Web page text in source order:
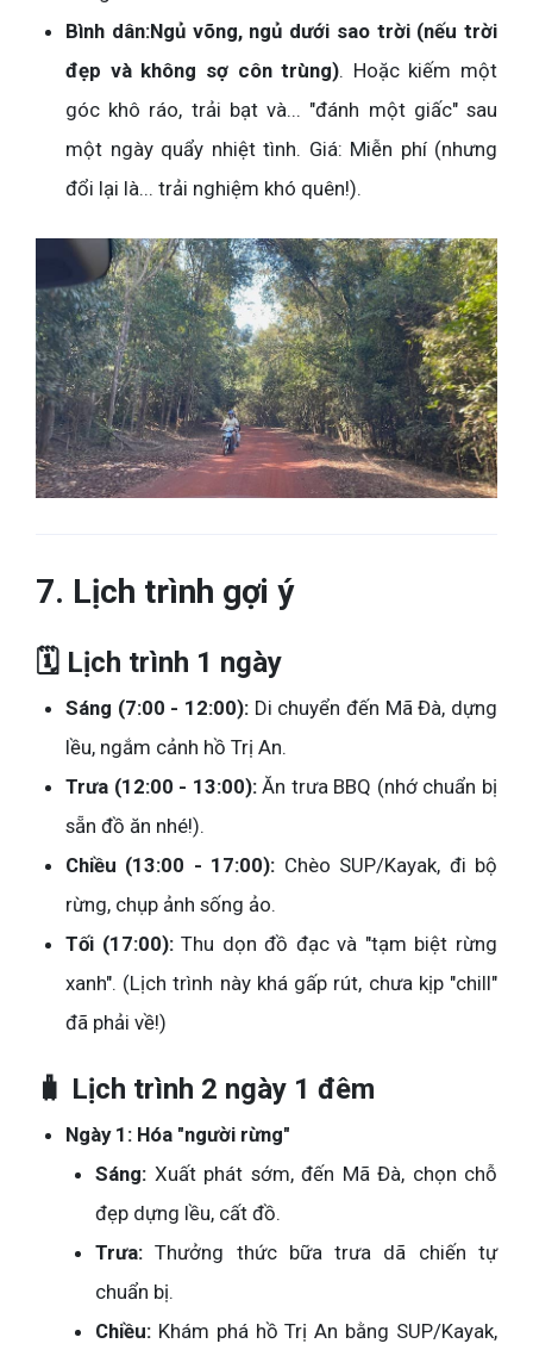
Bình dân:Ngủ võng, ngủ dưới sao trời (nếu trời
đẹp và không sợ côn trùng). Hoặc kiếm một
góc khô ráo, trải bạt và... "đánh một giấc" sau
một ngày quẩy nhiệt tình. Giá: Miễn phí (nhưng
đổi lại là... trải nghiệm khó quên!).
7. Lịch trình gợi ý
🗓 Lịch trình 1 ngày
Sáng (7:00 - 12:00): Di chuyển đến Mã Đà, dựng
lều, ngắm cảnh hồ Trị An.
Trưa (12:00 - 13:00):Ăn trưa BBQ (nhớ chuẩn bị
sẵn đồ ăn nhé!).
Chiều (13:00 - 17:00): Chèo SUP/Kayak, đi bộ
rừng, chụp ảnh sống ảo.
Tối (17:00):Thu dọn đồ đạc và "tạm biệt rừng
xanh". (Lịch trình này khá gấp rút, chưa kịp "chill"
đã phải về!)
🧳 Lịch trình 2 ngày 1 đêm
Ngày 1: Hóa "người rừng"
Sáng: Xuất phát sớm, đến Mã Đà, chọn chỗ
đẹp dựng lều, cất đồ.
Trưa: Thưởng thức bữa trưa dã chiến tự
chuẩn bị.
Chiều: Khám phá hồ Trị An bằng SUP/Kayak,